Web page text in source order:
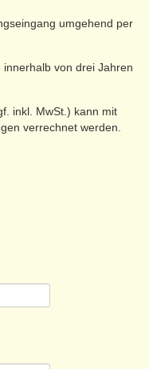
umgehend per
von drei Jahren
inkl. MwSt.) kann mit
verrechnet werden.